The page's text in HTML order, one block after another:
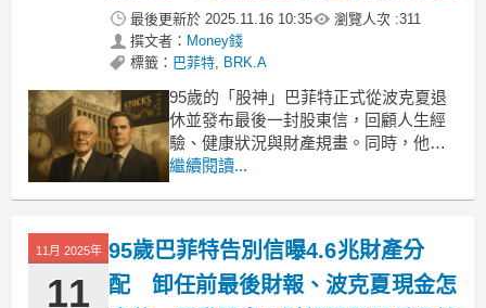
最後更新於 2025.11.16 10:35 瀏覽人次 :311
撰文者： Money錢
標籤： 巴菲特, BRK.A
95歲的「股神」巴菲特正式從波克夏退
休並發布最後一封股東信，回顧人生經
驗、健康狀況與財產規畫。同時，他提
出被視為「人生最後忠告」的三項重
被如何描述。巴菲特更以諾貝爾的故事
提醒世人「偉大不是來自金錢與名氣，
而是善行」。他也特別強調，不
繼續閱讀...
11月 2025年
11
95歲巴菲特告別信曝4.6兆財產分
配 卸任前最後財報、波克夏現金怎